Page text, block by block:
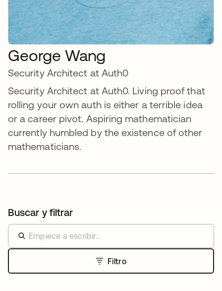
George Wang
Security Architect at Auth0
Security Architect at Auth0. Living proof that
rolling your own auth is either a terrible idea
or a career pivot. Aspiring mathematician
currently humbled by the existence of other
mathematicians.
Buscar y filtrar
Filtro